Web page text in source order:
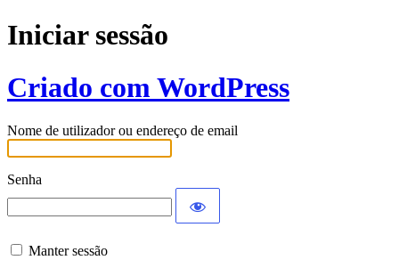
Iniciar sessão
Criado com WordPress
Nome de utilizador ou endereço de email
Senha
Manter sessão